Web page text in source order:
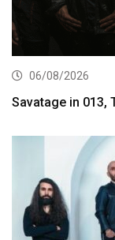
06/08/2026
Savatage in 013,